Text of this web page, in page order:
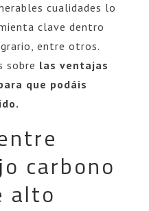
cualidades lo
clave dentro
entre otros.
sobre las ventajas
que podáis
carbono
alto